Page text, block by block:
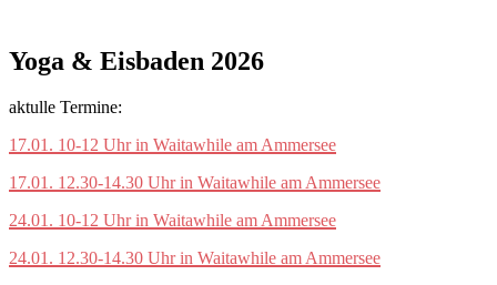
Yoga & Eisbaden 2026
aktulle Termine:
17.01. 10-12 Uhr in Waitawhile am Ammersee
17.01. 12.30-14.30 Uhr in Waitawhile am Ammersee
24.01. 10-12 Uhr in Waitawhile am Ammersee
24.01. 12.30-14.30 Uhr in Waitawhile am Ammersee